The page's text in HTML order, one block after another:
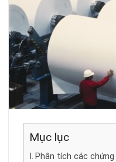
Mục lục
Phân tích các